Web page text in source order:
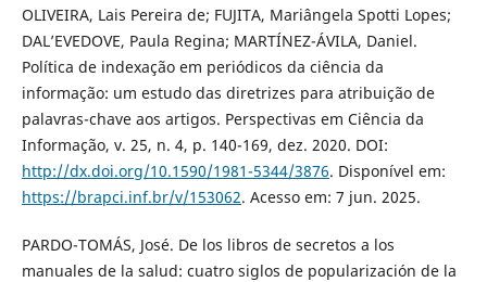
OLIVEIRA, Lais Pereira de; FUJITA, Mariângela Spotti Lopes;
DAL’EVEDOVE, Paula Regina; MARTÍNEZ-ÁVILA, Daniel.
Política de indexação em periódicos da ciência da
informação: um estudo das diretrizes para atribuição de
palavras-chave aos artigos. Perspectivas em Ciência da
Informação, v. 25, n. 4, p. 140-169, dez. 2020. DOI:
http://dx.doi.org/10.1590/1981-5344/3876. Disponível em:
https://brapci.inf.br/v/153062. Acesso em: 7 jun. 2025.
PARDO-TOMÁS, José. De los libros de secretos a los
manuales de la salud: cuatro siglos de popularización de la